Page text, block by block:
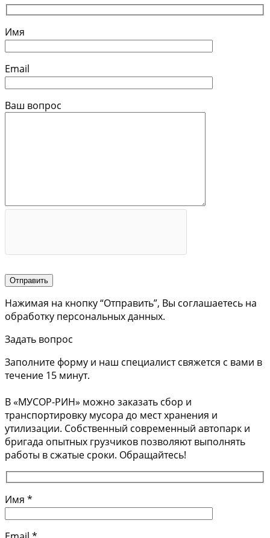
Имя
Email
Ваш вопрос
Отправить
Нажимая на кнопку “Отправить”, Вы соглашаетесь на
обработку персональных данных.
Задать вопрос
Заполните форму и наш специалист свяжется с вами в
течение 15 минут.
В «МУСОР-РИН» можно заказать сбор и
транспортировку мусора до мест хранения и
утилизации. Собственный современный автопарк и
бригада опытных грузчиков позволяют выполнять
работы в сжатые сроки. Обращайтесь!
Имя *